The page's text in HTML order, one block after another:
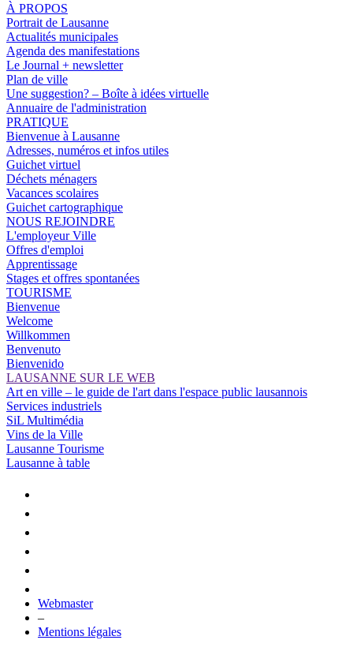
À PROPOS
Portrait de Lausanne
Actualités municipales
Agenda des manifestations
Le Journal + newsletter
Plan de ville
Une suggestion? – Boîte à idées virtuelle
Annuaire de l'administration
PRATIQUE
Bienvenue à Lausanne
Adresses, numéros et infos utiles
Guichet virtuel
Déchets ménagers
Vacances scolaires
Guichet cartographique
NOUS REJOINDRE
L'employeur Ville
Offres d'emploi
Apprentissage
Stages et offres spontanées
TOURISME
Bienvenue
Welcome
Willkommen
Benvenuto
Bienvenido
LAUSANNE SUR LE WEB
Art en ville – le guide de l'art dans l'espace public lausannois
Services industriels
SiL Multimédia
Vins de la Ville
Lausanne Tourisme
Lausanne à table
Webmaster
–
Mentions légales